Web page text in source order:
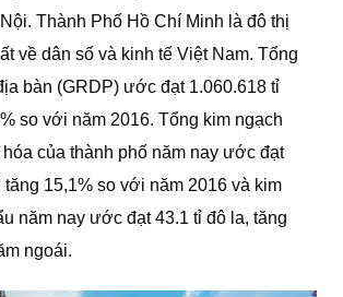
Thành Phố Hồ Chí Minh là đô thị
về dân số và kinh tế Việt Nam. Tổng
bàn (GRDP) ước đạt 1.060.618 tỉ
so với năm 2016. Tổng kim ngạch
của thành phố năm nay ước đạt
tăng 15,1% so với năm 2016 và kim
năm nay ước đạt 43.1 tỉ đô la, tăng
ngoái.